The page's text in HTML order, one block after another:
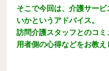
そこで今回は、介護サー
いかというアドバイス。
訪問介護スタッフとのコ
用者側の心得などをお教え